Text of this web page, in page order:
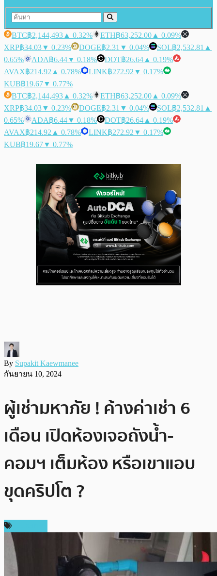
BTC฿2,144,493 ▲ 0.32% ETH฿63,252.00 ▲ 0.09%
XRP฿34.03▼ 0.23% DOGE฿2.31 ▼ 0.04% SOL฿2,532.81 ▲
0.65%
ADA฿6.44▼ 0.18% DOT฿26.64 ▲ 0.19%
AVAX฿214.92 ▲ 0.78% LINK฿272.92 ▼ 0.17%
KUB฿19.67▼ 0.77%
BTC฿2,144,493 ▲ 0.32% ETH฿63,252.00 ▲ 0.09%
XRP฿34.03▼ 0.23% DOGE฿2.31 ▼ 0.04% SOL฿2,532.81 ▲
0.65%
ADA฿6.44▼ 0.18% DOT฿26.64 ▲ 0.19%
AVAX฿214.92 ▲ 0.78% LINK฿272.92 ▼ 0.17%
KUB฿19.67▼ 0.77%
By Supakit Kaewmanee
กันยายน 10, 2024
ผู้เช่ามหาภัย ! ค้างค่าเช่า 6
เดือน เปิดห้องเจอถังน้ำ-
คอมฯ เต็มห้อง หรือเขาแอบ
ขุดคริปโต ?